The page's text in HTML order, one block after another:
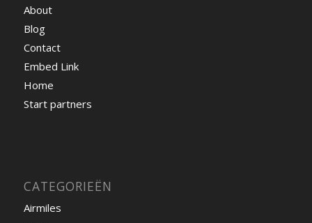
About
Blog
Contact
Embed Link
Home
Start partners
CATEGORIEËN
Airmiles